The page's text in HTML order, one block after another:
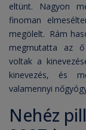
eltünt. Nagyon
finoman
megölelt. Rám
megmutatta az
voltak a
kinevezés, és
valamennyi
Nehéz